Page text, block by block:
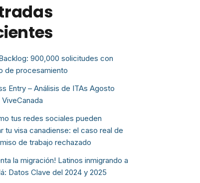
900,000 solicitudes con
de procesamiento
Entry – Análisis de ITAs Agosto
tus redes sociales pueden
tu visa canadiense: el caso real de
de trabajo rechazado
la migración! Latinos inmigrando a
Datos Clave del 2024 y 2025